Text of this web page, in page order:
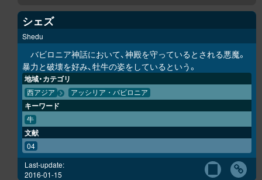
シェズ
Shedu
バビロニア神話において、神殿を守っているとされる悪魔。
暴力と破壊を好み、牡牛の姿をしているという。
地域・カテゴリ
西アジア アッシリア・バビロニア
キーワード
牛
文献
04
Last-update:
2016-01-15